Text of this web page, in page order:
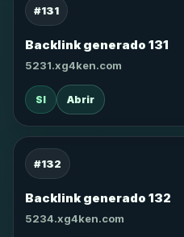
#131
Backlink generado 131
5231.xg4ken.com
SI Abrir
#132
Backlink generado 132
5234.xg4ken.com